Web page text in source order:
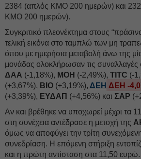
2384 (απλός ΚΜΟ 200 ημερών) και
ΚΜΟ 200 ημερών).
Συγκριτικό πλεονέκτημα στους
τελική εικόνα στο ταμπλώ των μη
όπου με ημερήσια μεταβολή άνω της
μονάδας ολοκλήρωσαν τις συναλλαγές
ΔΑΑ (-1,18%), ΜΟΗ (-2,49%), TITC (-
(+3,67%), ΒΙΟ (+3,19%), ΔΕΗ ΔΕΗ -
(+3,39%), ΕΥΔΑΠ (+4,56%) και ΣΑΡ
Αν και βρέθηκε να υποχωρεί μέχρι τα
στη συνέχεια αντέδρασε η μετοχή της
όμως να αποφύγει την τρίτη
συνεδρίαση. Η επόμενη στήριξη
και η πρώτη αντίσταση στα 11,50 ευρώ.